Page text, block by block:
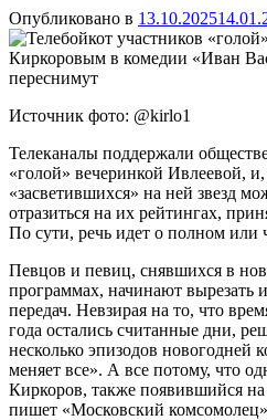
Опубликовано в 13.10.2025
Источник фото: @kirlo1
Телеканалы поддержали
«голой» вечеринкой Ивлеевой,
«засветившихся» на ней звезд
отразиться на их рейтингах,
По сути, речь идет о полном или
Певцов и певиц, снявшихся в
программах, начинают вырезать
передач. Невзирая на то, что
года остались считанные дни,
несколько эпизодов новогодней
меняет все». А все потому, что
Киркоров, также появившийся
пишет «Московский